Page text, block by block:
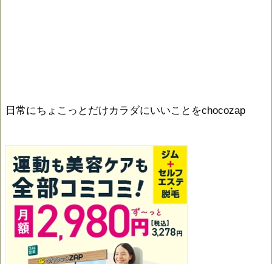
日常にちょこっとだけカラダにいいことをchocozap